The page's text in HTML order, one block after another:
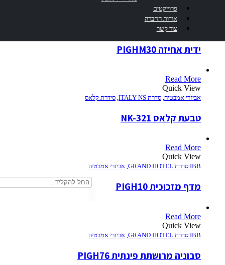
פרוייקטים
אודות החברה
צור קשר
Read More
Quick View
ידית אחיזה PIGHM30
Read More
Quick View
אביזרי אמבטיה סדרת ITALY NS סידרת קלאס
טבעת קלאס NK-321
Read More
Quick View
IBB סדרת GRAND HOTEL , אביזרי אמבטיה
מדף מזכוכית PIGH10
Read More
Quick View
IBB סדרת GRAND HOTEL אביזרי אמבטיה
סבוניה מרושתת פינתית PIGH76